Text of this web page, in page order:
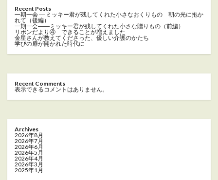
Recent Posts
一期一会 ― ミッキー君が残してくれた小さなおくりもの 朝の光に抱か
れて（後編）
一期一会――ミッキー君が残してくれた小さな贈りもの（前編）
リボンだより④ できることが増えました
金星さんが教えてくださった、優しい介護のかたち
学びの扉が開かれた時代に
Recent Comments
表示できるコメントはありません。
Archives
2026年8月
2026年7月
2026年6月
2026年5月
2026年4月
2026年3月
2025年1月